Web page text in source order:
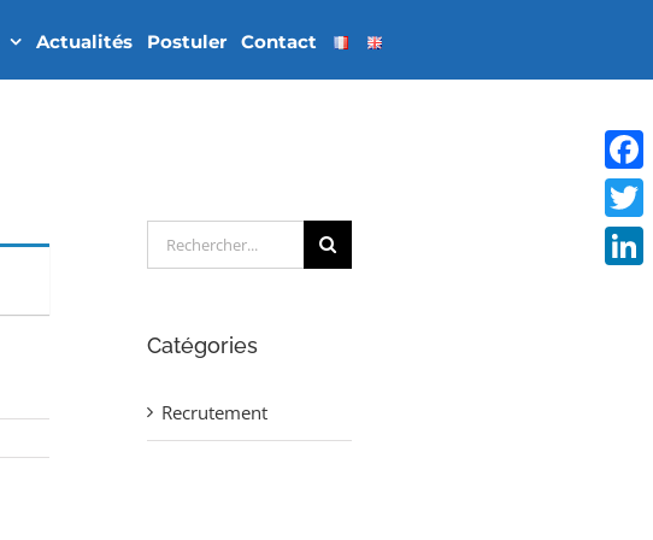
Actualités Postuler Contact
Rechercher:
Catégories
Recrutement